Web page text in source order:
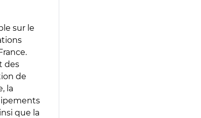
sur le
des
de
la
que la